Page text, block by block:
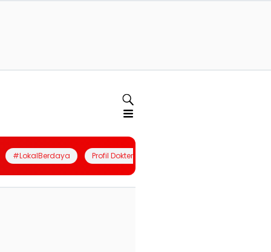
#LokalBerdaya Profil Dokter